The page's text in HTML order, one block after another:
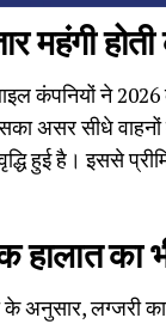
महंगी
कंपनियों ने
असर सीधे वाहनों
हुई है। इससे
हालात का
के अनुसार, लग्जरी